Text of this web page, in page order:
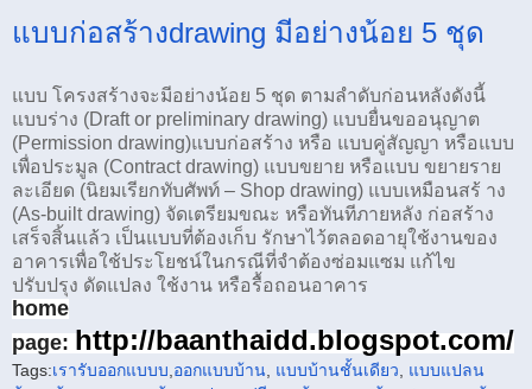
แบบก่อสร้างdrawing มีอย่างน้อย 5 ชุด
แบบ โครงสร้างจะมีอย่างน้อย 5 ชุด ตามลําดับก่อนหลังดังนี้
แบบร่าง (Draft or preliminary drawing) แบบยื่นขออนุญาต
(Permission drawing)แบบก่อสร้าง หรือ แบบคู่สัญญา หรือแบบ
เพื่อประมูล (Contract drawing) แบบขยาย หรือแบบ ขยายราย
ละเอียด (นิยมเรียกทับศัพท์ – Shop drawing) แบบเหมือนสร้ าง
(As-built drawing) จัดเตรียมขณะ หรือทันทีภายหลัง ก่อสร้าง
เสร็จสิ้นแล้ว เป็นแบบที่ต้องเก็บ รักษาไว้ตลอดอายุใช้งานของ
อาคารเพื่อใช้ประโยชน์ในกรณีที่จําต้องซ่อมแซม แก้ไข
ปรับปรุง ดัดแปลง ใช้งาน หรือรื้อถอนอาคาร
home
page: http://baanthaidd.blogspot.com/
Tags:เรารับออกแบบบ ออกแบบบ้าน แบบบ้านชั้นเดียว
แบบแปลน